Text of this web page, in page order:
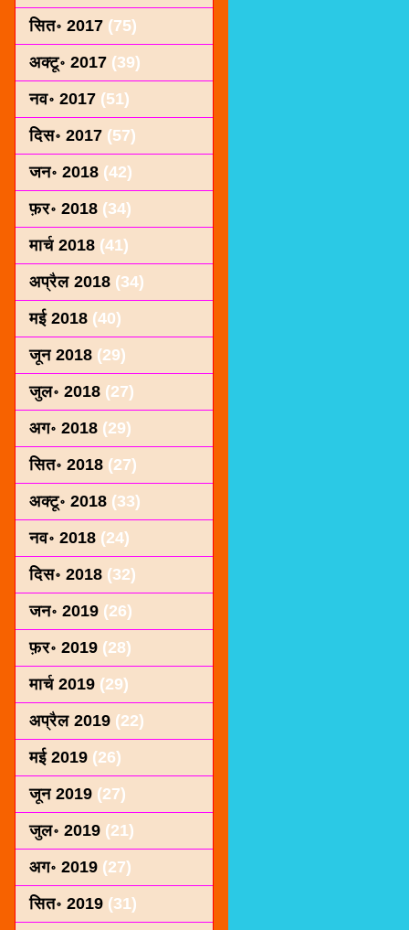
सित॰ 2017 (75)
अक्टू॰ 2017 (39)
नव॰ 2017 (51)
दिस॰ 2017 (57)
जन॰ 2018 (42)
फ़र॰ 2018 (34)
मार्च 2018 (41)
अप्रैल 2018 (34)
मई 2018 (40)
जून 2018 (29)
जुल॰ 2018 (27)
अग॰ 2018 (29)
सित॰ 2018 (27)
अक्टू॰ 2018 (33)
नव॰ 2018 (24)
दिस॰ 2018 (32)
जन॰ 2019 (26)
फ़र॰ 2019 (28)
मार्च 2019 (29)
अप्रैल 2019 (22)
मई 2019 (26)
जून 2019 (27)
जुल॰ 2019 (21)
अग॰ 2019 (27)
सित॰ 2019 (31)